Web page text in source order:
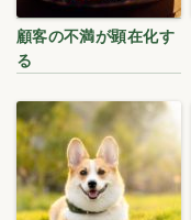
顧客の不満が顕在化す
る